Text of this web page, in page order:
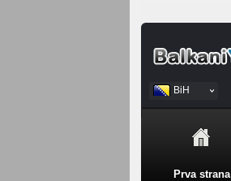
BiH
Srpski
Prva strana